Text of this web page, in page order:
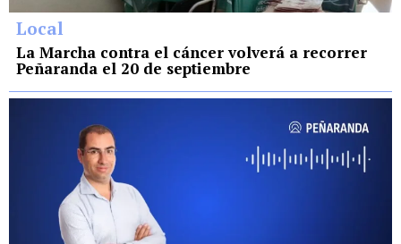
Local
La Marcha contra el cáncer volverá a recorrer
Peñaranda el 20 de septiembre